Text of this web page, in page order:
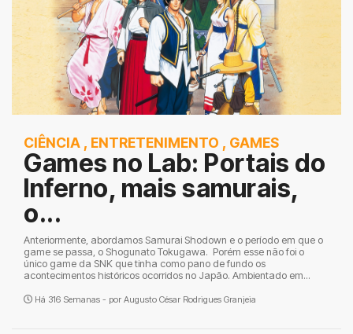
CIÊNCIA , ENTRETENIMENTO , GAMES
Games no Lab: Portais do
Inferno, mais samurais,
o...
Anteriormente, abordamos Samurai Shodown e o período em que o
game se passa, o Shogunato Tokugawa. Porém esse não foi o
único game da SNK que tinha como pano de fundo os
acontecimentos históricos ocorridos no Japão. Ambientado em...
Há 316 Semanas - por Augusto César Rodrigues Granjeia